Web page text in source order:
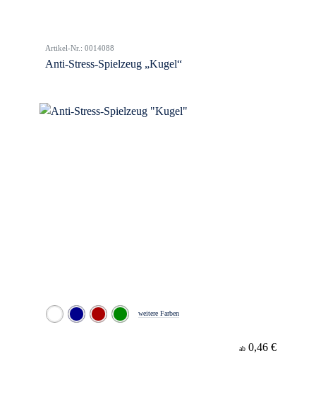
Artikel-Nr.: 0014088
Anti-Stress-Spielzeug „Kugel“
weitere Farben
ab 0,46 €